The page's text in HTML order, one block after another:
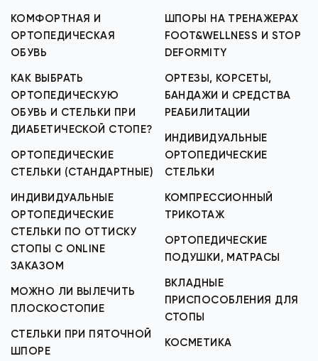
КОМФОРТНАЯ И
ОРТОПЕДИЧЕСКАЯ
ОБУВЬ
КАК ВЫБРАТЬ
ОРТОПЕДИЧЕСКУЮ
ОБУВЬ И СТЕЛЬКИ ПРИ
ДИАБЕТИЧЕСКОЙ СТОПЕ?
ОРТОПЕДИЧЕСКИЕ
СТЕЛЬКИ (СТАНДАРТНЫЕ)
ИНДИВИДУАЛЬНЫЕ
ОРТОПЕДИЧЕСКИЕ
СТЕЛЬКИ ПО ОТТИСКУ
СТОПЫ С ONLINE
ЗАКАЗОМ
МОЖНО ЛИ ВЫЛЕЧИТЬ
ПЛОСКОСТОПИЕ
СТЕЛЬКИ ПРИ ПЯТОЧНОЙ
ШПОРЕ
ШПОРЫ НА ТРЕНАЖЕРАХ
FOOT&WELLNESS И STOP
DEFORMITY
ОРТЕЗЫ, КОРСЕТЫ,
БАНДАЖИ И СРЕДСТВА
РЕАБИЛИТАЦИИ
ИНДИВИДУАЛЬНЫЕ
ОРТОПЕДИЧЕСКИЕ
СТЕЛЬКИ
КОМПРЕССИОННЫЙ
ТРИКОТАЖ
ОРТОПЕДИЧЕСКИЕ
ПОДУШКИ, МАТРАСЫ
ВКЛАДНЫЕ
ПРИСПОСОБЛЕНИЯ ДЛЯ
СТОПЫ
КОСМЕТИКА